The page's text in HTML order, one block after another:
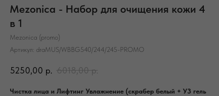
Mezonica - Набор для очищения кожи 4
в 1
Mezonica (promo)
Артикул: draMUS/WBBG540/244/245-PROMO
5250,00 р. 6018,00 р.
Чистка лица и Лифтинг Увлажнение (скрабер белый + УЗ гель